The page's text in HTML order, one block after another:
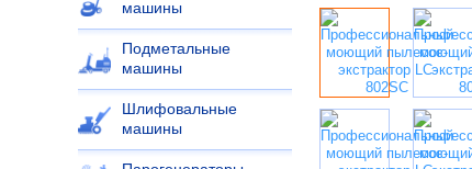
машины
Подметальные
машины
Шлифовальные
машины